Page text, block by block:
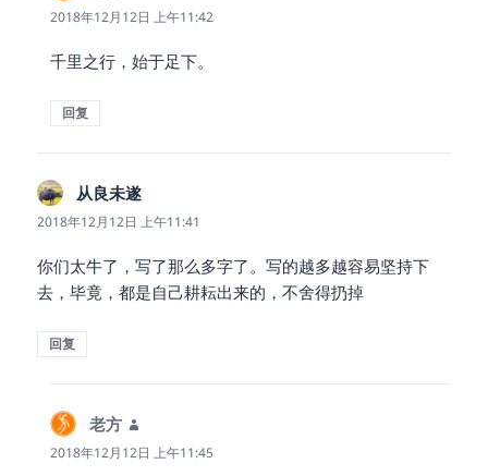
道：
2018年12月12日 上午11:42
千里之行，始于足下。
回复
从良未遂
道：
2018年12月12日 上午11:41
你们太牛了，写了那么多字了。写的越多越容易坚持下
去，毕竟，都是自己耕耘出来的，不舍得扔掉
回复
老方
道：
2018年12月12日 上午11:45